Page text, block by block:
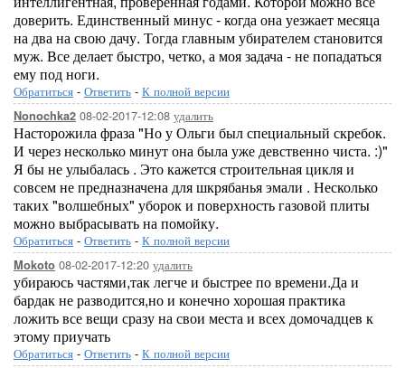
доверить. Единственный минус - когда она уезжает месяца
на два на свою дачу. Тогда главным убирателем становится
муж. Все делает быстро, четко, а моя задача - не попадаться
ему под ноги.
Обратиться - Ответить - К полной версии
Nonochka2 08-02-2017-12:08 удалить
Насторожила фраза "Но у Ольги был специальный скребок.
И через несколько минут она была уже девственно чиста. :)"
Я бы не улыбалась . Это кажется строительная цикля и
совсем не предназначена для шкрябанья эмали . Несколько
таких "волшебных" уборок и поверхность газовой плиты
можно выбрасывать на помойку.
Обратиться - Ответить - К полной версии
Mokoto 08-02-2017-12:20 удалить
убираюсь частями,так легче и быстрее по времени.Да и
бардак не разводится,но и конечно хорошая практика
ложить все вещи сразу на свои места и всех домочадцев к
этому приучать
Обратиться - Ответить - К полной версии